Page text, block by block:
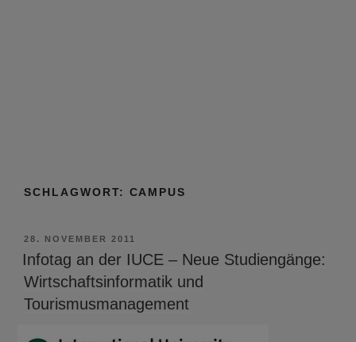
SCHLAGWORT: CAMPUS
VERÖFFENTLICHT
AM
28. NOVEMBER 2011
Infotag an der IUCE – Neue Studiengänge:
Wirtschaftsinformatik und
Tourismusmanagement